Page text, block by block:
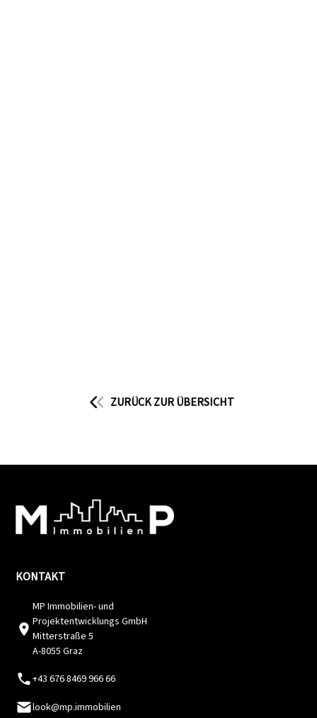
ZURÜCK ZUR ÜBERSICHT
KONTAKT
MP Immobilien- und
Projektentwicklungs GmbH
Mitterstraße 5
A-8055 Graz
+43 676 8469 966 66
look@mp.immobilien